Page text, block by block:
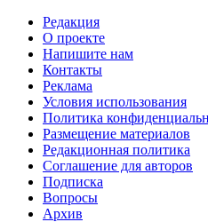
Редакция
О проекте
Напишите нам
Контакты
Реклама
Условия использования
Политика
Размещение материалов
Редакционная политика
Соглашение для авторов
Подписка
Вопросы
Архив